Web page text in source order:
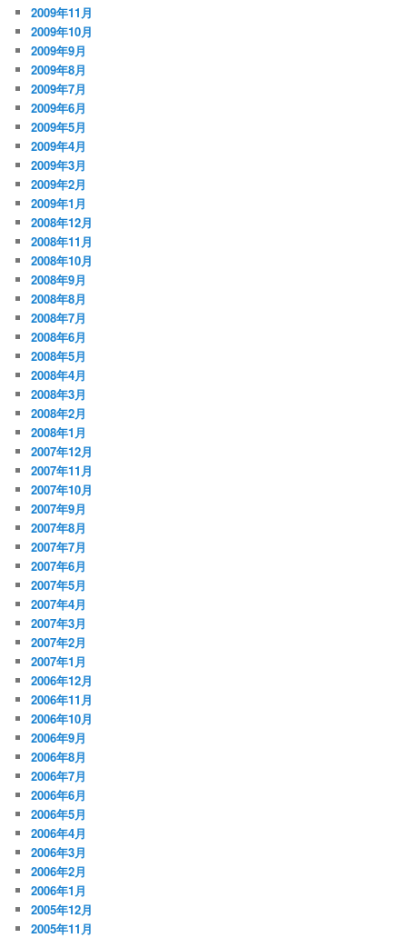
2009年11月
2009年10月
2009年9月
2009年8月
2009年7月
2009年6月
2009年5月
2009年4月
2009年3月
2009年2月
2009年1月
2008年12月
2008年11月
2008年10月
2008年9月
2008年8月
2008年7月
2008年6月
2008年5月
2008年4月
2008年3月
2008年2月
2008年1月
2007年12月
2007年11月
2007年10月
2007年9月
2007年8月
2007年7月
2007年6月
2007年5月
2007年4月
2007年3月
2007年2月
2007年1月
2006年12月
2006年11月
2006年10月
2006年9月
2006年8月
2006年7月
2006年6月
2006年5月
2006年4月
2006年3月
2006年2月
2006年1月
2005年12月
2005年11月